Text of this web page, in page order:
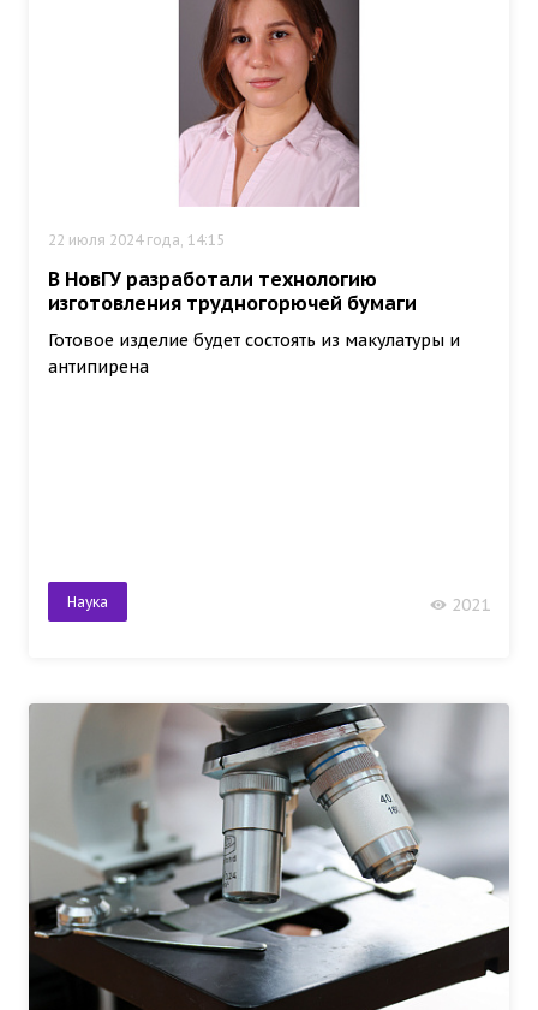
22 июля 2024 года, 14:15
В НовГУ разработали технологию
изготовления трудногорючей бумаги
Готовое изделие будет состоять из макулатуры и
антипирена
Наука 2021